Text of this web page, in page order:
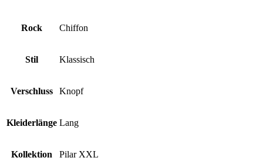
Rock Chiffon
Stil Klassisch
Verschluss Knopf
Kleiderlänge Lang
Kollektion Pilar XXL